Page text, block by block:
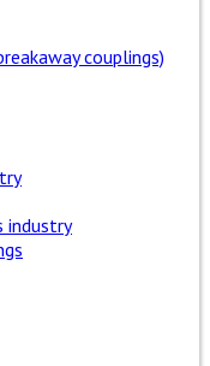
couplings)
industry